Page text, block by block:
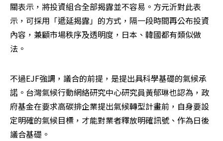
關表示，將投資組合全部揭露並不容易。方元沂對此表
示，可採用「遞延揭露」的方式，隔一段時間再公布投資
內容，兼顧市場秩序及透明度，日本、韓國都有類似做
法。
不過EJF強調，議合的前提，是提出具科學基礎的氣候承
諾。台灣氣候行動網絡研究中心研究員黃郁琳也認為，政
府基金在要求高碳排企業提出氣候轉型計畫前，自身要設
定明確的氣候目標，才能對業者釋放明確訊號、作為日後
議合基礎。